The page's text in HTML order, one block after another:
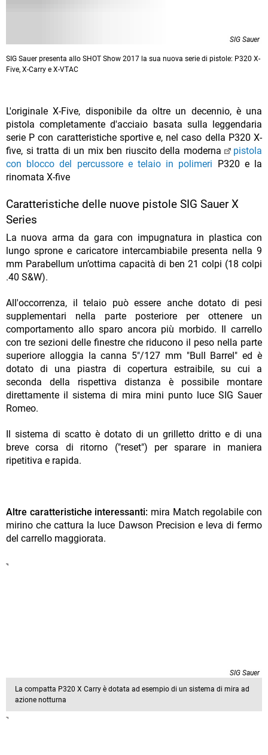
SIG Sauer
SIG Sauer presenta allo SHOT Show 2017 la sua nuova serie di pistole: P320 X-
Five, X-Carry e X-VTAC
L'originale X-Five, disponibile da oltre un decennio, è una
pistola completamente d'acciaio basata sulla leggendaria
serie P con caratteristiche sportive e, nel caso della P320 X-
five, si tratta di un mix ben riuscito della moderna
pistola
con blocco del percussore e telaio in polimeri P320 e la
rinomata X-five
Caratteristiche delle nuove pistole SIG Sauer X
Series
La nuova arma da gara con impugnatura in plastica con
lungo sprone e caricatore intercambiabile presenta nella 9
mm Parabellum un’ottima capacità di ben 21 colpi (18 colpi
.40 S&W).
All'occorrenza, il telaio può essere anche dotato di pesi
supplementari nella parte posteriore per ottenere un
comportamento allo sparo ancora più morbido. Il carrello
con tre sezioni delle finestre che riducono il peso nella parte
superiore alloggia la canna 5"/127 mm "Bull Barrel" ed è
dotato di una piastra di copertura estraibile, su cui a
seconda della rispettiva distanza è possibile montare
direttamente il sistema di mira mini punto luce SIG Sauer
Romeo.
Il sistema di scatto è dotato di un grilletto dritto e di una
breve corsa di ritorno ("reset") per sparare in maniera
ripetitiva e rapida.
Altre caratteristiche interessanti: mira Match regolabile con
mirino che cattura la luce Dawson Precision e leva di fermo
del carrello maggiorata.
SIG Sauer
La compatta P320 X Carry è dotata ad esempio di un sistema di mira ad
azione notturna